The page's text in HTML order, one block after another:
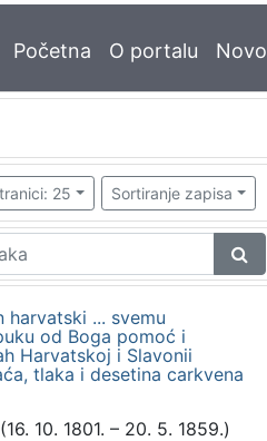
Početna O portalu Novo
25 Sortiranje zapisa
... svemu
od Boga pomoć i
Harvatskoj i Slavonii
tlaka i desetina carkvena
10. 1801. – 20. 5. 1859.)